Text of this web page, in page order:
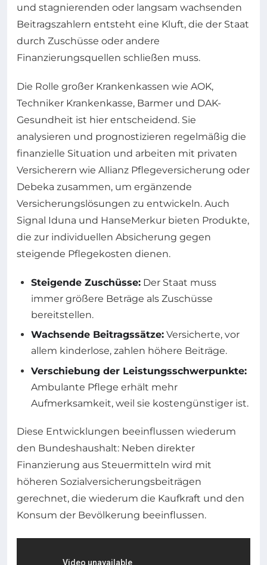
und stagnierenden oder langsam wachsenden
Beitragszahlern entsteht eine Kluft, die der Staat
durch Zuschüsse oder andere
Finanzierungsquellen schließen muss.
Die Rolle großer Krankenkassen wie AOK,
Techniker Krankenkasse, Barmer und DAK-
Gesundheit ist hier entscheidend. Sie
analysieren und prognostizieren regelmäßig die
finanzielle Situation und arbeiten mit privaten
Versicherern wie Allianz Pflegeversicherung oder
Debeka zusammen, um ergänzende
Versicherungslösungen zu entwickeln. Auch
Signal Iduna und HanseMerkur bieten Produkte,
die zur individuellen Absicherung gegen
steigende Pflegekosten dienen.
Steigende Zuschüsse: Der Staat muss
immer größere Beträge als Zuschüsse
bereitstellen.
Wachsende Beitragssätze: Versicherte, vor
allem kinderlose, zahlen höhere Beiträge.
Verschiebung der Leistungsschwerpunkte:
Ambulante Pflege erhält mehr
Aufmerksamkeit, weil sie kostengünstiger ist.
Diese Entwicklungen beeinflussen wiederum
den Bundeshaushalt: Neben direkter
Finanzierung aus Steuermitteln wird mit
höheren Sozialversicherungsbeiträgen
gerechnet, die wiederum die Kaufkraft und den
Konsum der Bevölkerung beeinflussen.